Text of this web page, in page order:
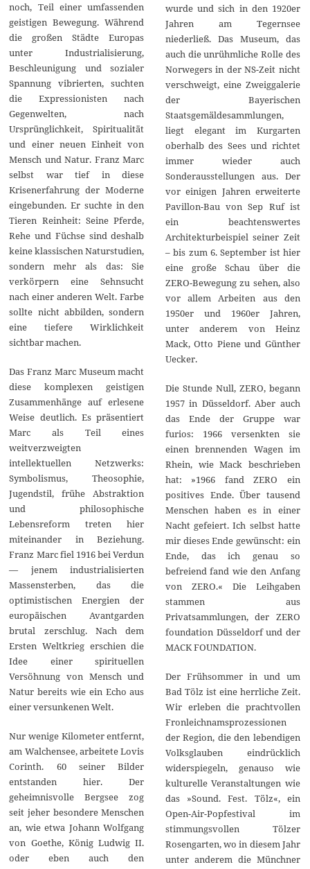
noch, Teil einer umfassenden
geistigen Bewegung. Während
die großen Städte Europas
unter Industrialisierung,
Beschleunigung und sozialer
Spannung vibrierten, suchten
die Expressionisten nach
Gegenwelten, nach
Ursprünglichkeit, Spiritualität
und einer neuen Einheit von
Mensch und Natur. Franz Marc
selbst war tief in diese
Krisenerfahrung der Moderne
eingebunden. Er suchte in den
Tieren Reinheit: Seine Pferde,
Rehe und Füchse sind deshalb
keine klassischen Naturstudien,
sondern mehr als das: Sie
verkörpern eine Sehnsucht
nach einer anderen Welt. Farbe
sollte nicht abbilden, sondern
eine tiefere Wirklichkeit
sichtbar machen.
Das Franz Marc Museum macht
diese komplexen geistigen
Zusammenhänge auf erlesene
Weise deutlich. Es präsentiert
Marc als Teil eines
weitverzweigten
intellektuellen Netzwerks:
Symbolismus, Theosophie,
Jugendstil, frühe Abstraktion
und philosophische
Lebensreform treten hier
miteinander in Beziehung.
Franz Marc fiel 1916 bei Verdun
— jenem industrialisierten
Massensterben, das die
optimistischen Energien der
europäischen Avantgarden
brutal zerschlug. Nach dem
Ersten Weltkrieg erschien die
Idee einer spirituellen
Versöhnung von Mensch und
Natur bereits wie ein Echo aus
einer versunkenen Welt.
Nur wenige Kilometer entfernt,
am Walchensee, arbeitete Lovis
Corinth. 60 seiner Bilder
entstanden hier. Der
geheimnisvolle Bergsee zog
seit jeher besondere Menschen
an, wie etwa Johann Wolfgang
von Goethe, König Ludwig II.
oder eben auch den
wurde und sich in den 1920er
Jahren am Tegernsee
niederließ. Das Museum, das
auch die unrühmliche Rolle des
Norwegers in der NS-Zeit nicht
verschweigt, eine Zweiggalerie
der Bayerischen
Staatsgemäldesammlungen,
liegt elegant im Kurgarten
oberhalb des Sees und richtet
immer wieder auch
Sonderausstellungen aus. Der
vor einigen Jahren erweiterte
Pavillon-Bau von Sep Ruf ist
ein beachtenswertes
Architekturbeispiel seiner Zeit
– bis zum 6. September ist hier
eine große Schau über die
ZERO-Bewegung zu sehen, also
vor allem Arbeiten aus den
1950er und 1960er Jahren,
unter anderem von Heinz
Mack, Otto Piene und Günther
Uecker.
Die Stunde Null, ZERO, begann
1957 in Düsseldorf. Aber auch
das Ende der Gruppe war
furios: 1966 versenkten sie
einen brennenden Wagen im
Rhein, wie Mack beschrieben
hat: »1966 fand ZERO ein
positives Ende. Über tausend
Menschen haben es in einer
Nacht gefeiert. Ich selbst hatte
mir dieses Ende gewünscht: ein
Ende, das ich genau so
befreiend fand wie den Anfang
von ZERO.« Die Leihgaben
stammen aus
Privatsammlungen, der ZERO
foundation Düsseldorf und der
MACK FOUNDATION.
Der Frühsommer in und um
Bad Tölz ist eine herrliche Zeit.
Wir erleben die prachtvollen
Fronleichnamsprozessionen
der Region, die den lebendigen
Volksglauben eindrücklich
widerspiegeln, genauso wie
kulturelle Veranstaltungen wie
das »Sound. Fest. Tölz«, ein
Open-Air-Popfestival im
stimmungsvollen Tölzer
Rosengarten, wo in diesem Jahr
unter anderem die Münchner